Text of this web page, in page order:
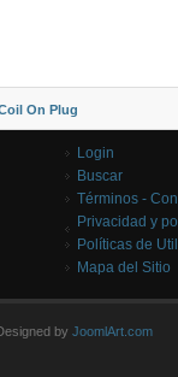
On Plug
Login
Buscar
Términos -
Privacidad y
Políticas de
Mapa del Sitio
by JoomlArt.com